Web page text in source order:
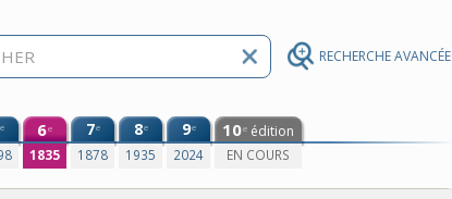
RECHERCHE AVANCÉE
e 6e
1835
7e
1878
8e
1935
9e
2024
10e édition
EN COURS